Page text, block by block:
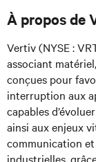
À propos de
Vertiv (NYSE :
associant
conçues pour
interruption aux
capables
ainsi aux enjeux
communication
industrielles,